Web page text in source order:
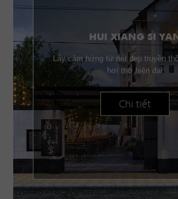
HUI XIANG SI YAN
Lấy cảm hứng từ nét đẹp truyền
hơi thở hiện đại
Chi tiết